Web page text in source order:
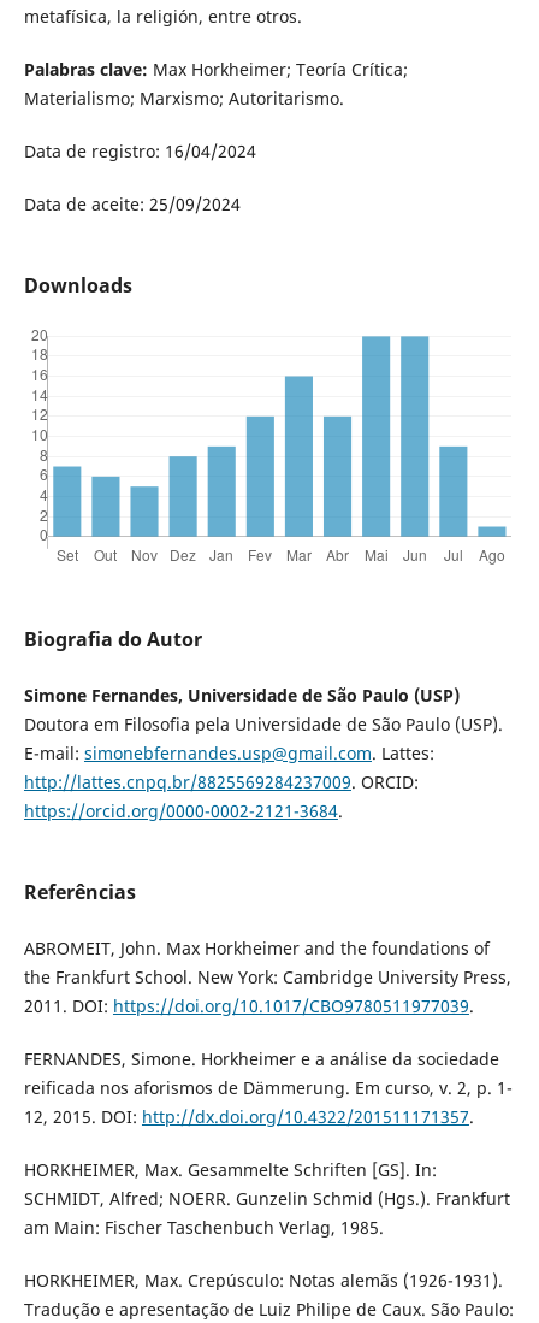
metafísica, la religión, entre otros.
Palabras clave: Max Horkheimer; Teoría Crítica;
Materialismo; Marxismo; Autoritarismo.
Data de registro: 16/04/2024
Data de aceite: 25/09/2024
Downloads
Biografia do Autor
Simone Fernandes, Universidade de São Paulo (USP)
Doutora em Filosofia pela Universidade de São Paulo (USP).
E-mail: simonebfernandes.usp@gmail.com. Lattes:
http://lattes.cnpq.br/8825569284237009. ORCID:
https://orcid.org/0000-0002-2121-3684.
Referências
ABROMEIT, John. Max Horkheimer and the foundations of
the Frankfurt School. New York: Cambridge University Press,
2011. DOI: https://doi.org/10.1017/CBO9780511977039.
FERNANDES, Simone. Horkheimer e a análise da sociedade
reificada nos aforismos de Dämmerung. Em curso, v. 2, p. 1-
12, 2015. DOI: http://dx.doi.org/10.4322/201511171357.
HORKHEIMER, Max. Gesammelte Schriften [GS]. In:
SCHMIDT, Alfred; NOERR. Gunzelin Schmid (Hgs.). Frankfurt
am Main: Fischer Taschenbuch Verlag, 1985.
HORKHEIMER, Max. Crepúsculo: Notas alemãs (1926-1931).
Tradução e apresentação de Luiz Philipe de Caux. São Paulo: